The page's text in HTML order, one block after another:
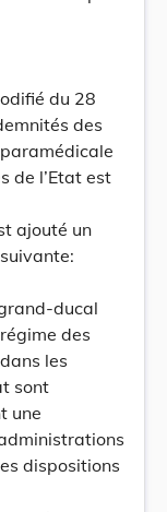
du 28
des
de l’Etat est
ajouté un
ducal
des
les
sont
une
dispositions